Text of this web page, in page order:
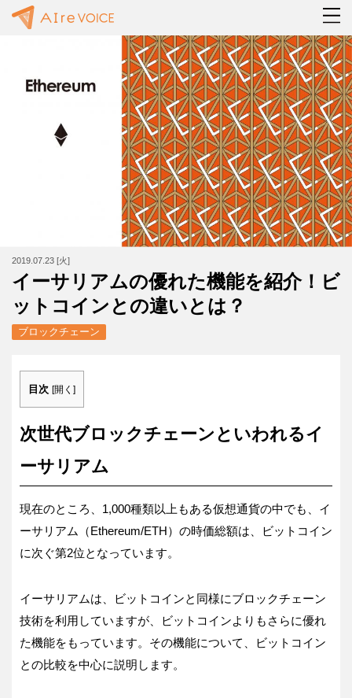
2019.07.23 [火]
イーサリアムの優れた機能を紹介！ビ
ットコインとの違いとは？
ブロックチェーン
目次 [開く ]
次世代ブロックチェーンといわれるイ
ーサリアム
現在のところ、1,000種類以上もある仮想通貨の中でも、イ
ーサリアム（Ethereum/ETH）の時価総額は、ビットコイン
に次ぐ第2位となっています。
イーサリアムは、ビットコインと同様にブロックチェーン
技術を利用していますが、ビットコインよりもさらに優れ
た機能をもっています。その機能について、ビットコイン
との比較を中心に説明します。